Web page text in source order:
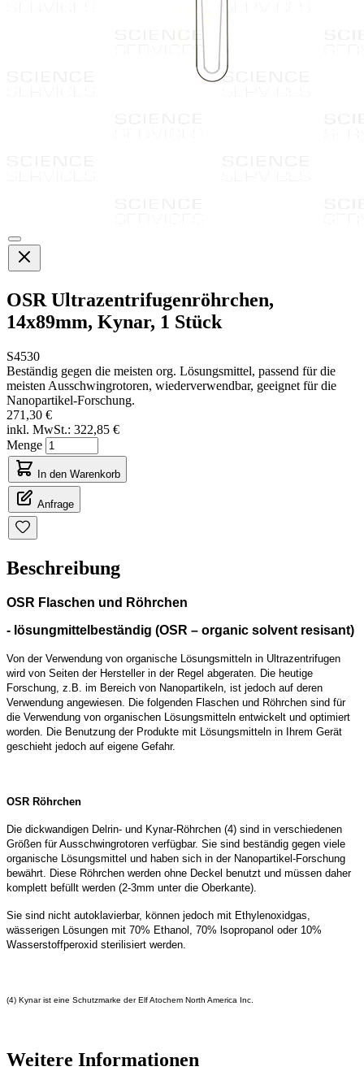
OSR Ultrazentrifugenröhrchen,
14x89mm, Kynar, 1 Stück
S4530
Beständig gegen die meisten org. Lösungsmittel, passend für die
meisten Ausschwingrotoren, wiederverwendbar, geeignet für die
Nanopartikel-Forschung.
271,30 €
inkl. MwSt.: 322,85 €
Menge
In den Warenkorb
Anfrage
Beschreibung
OSR Flaschen und Röhrchen
- lösungmittelbeständig (OSR – organic solvent resisant)
Von der Verwendung von organische Lösungsmitteln in Ultrazentrifugen
wird von Seiten der Hersteller in der Regel abgeraten. Die heutige
Forschung, z.B. im Bereich von Nanopartikeln, ist jedoch auf deren
Verwendung angewiesen. Die folgenden Flaschen und Röhrchen sind für
die Verwendung von organischen Lösungsmitteln entwickelt und optimiert
worden. Die Benutzung der Produkte mit Lösungsmitteln in Ihrem Gerät
geschieht jedoch auf eigene Gefahr.
OSR Röhrchen
Die dickwandigen Delrin- und Kynar-Röhrchen (4) sind in verschiedenen
Größen für Ausschwingrotoren verfügbar. Sie sind beständig gegen viele
organische Lösungsmittel und haben sich in der Nanopartikel-Forschung
bewährt. Diese Röhrchen werden ohne Deckel benutzt und müssen daher
komplett befüllt werden (2-3mm unter die Oberkante).
Sie sind nicht autoklavierbar, können jedoch mit Ethylenoxidgas,
wässerigen Lösungen mit 70% Ethanol, 70% lsopropanol oder 10%
Wasserstoffperoxid sterilisiert werden.
(4) Kynar ist eine Schutzmarke der Elf Atochem North America Inc.
Weitere Informationen